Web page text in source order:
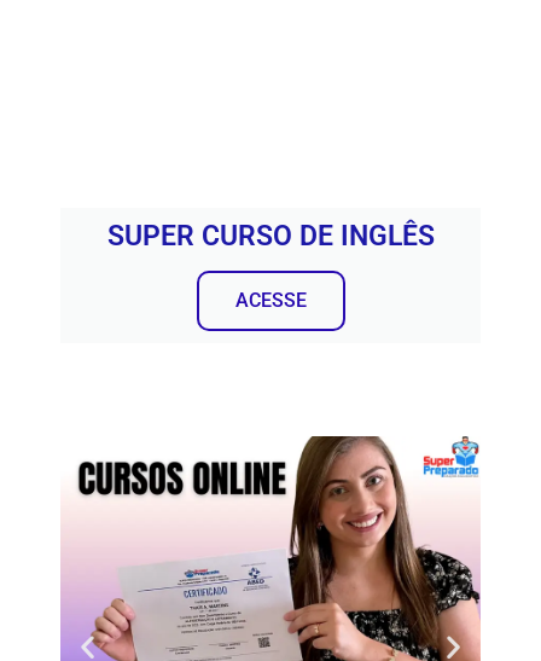
SUPER CURSO DE INGLÊS
ACESSE